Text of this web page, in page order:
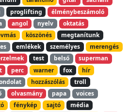
proglifting
élménybeszámoló
angol nyelv
oktatás
köszönés
megtanítunk
emlékek személyes
merengés
test belső
superman
perc warner fox
hír
hozzászólás
troll
olvasmány papa
voices
fénykép sajtó
média